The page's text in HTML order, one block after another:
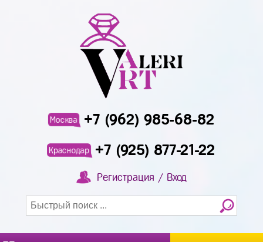
Москва +7 (962) 985-68-82
Краснодар +7 (925) 877-21-22
Регистрация / Вход